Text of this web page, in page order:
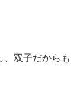
、双子だからも